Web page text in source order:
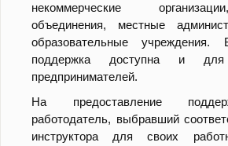
некоммерческие
объединения, местные
образовательные
поддержка доступна и для
предпринимателей.
На предоставление
работодатель, выбравший
инструктора для своих